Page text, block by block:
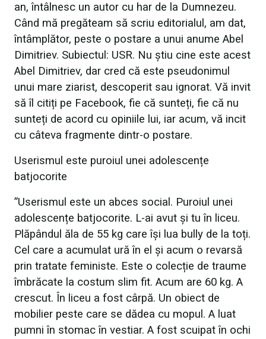
an, întâlnesc un autor cu har de la Dumnezeu.
Când mă pregăteam să scriu editorialul, am dat,
întâmplător, peste o postare a unui anume Abel
Dimitriev. Subiectul: USR. Nu știu cine este acest
Abel Dimitriev, dar cred că este pseudonimul
unui mare ziarist, descoperit sau ignorat. Vă invit
să îl citiți pe Facebook, fie că sunteți, fie că nu
sunteți de acord cu opiniile lui, iar acum, vă incit
cu câteva fragmente dintr-o postare.
Userismul este puroiul unei adolescențe
batjocorite
”Userismul este un abces social. Puroiul unei
adolescențe batjocorite. L-ai avut și tu în liceu.
Plăpândul ăla de 55 kg care își lua bully de la toți.
Cel care a acumulat ură în el și acum o revarsă
prin tratate feministe. Este o colecție de traume
îmbrăcate la costum slim fit. Acum are 60 kg. A
crescut. În liceu a fost cârpă. Un obiect de
mobilier peste care se dădea cu mopul. A luat
pumni în stomac în vestiar. A fost scuipat în ochi